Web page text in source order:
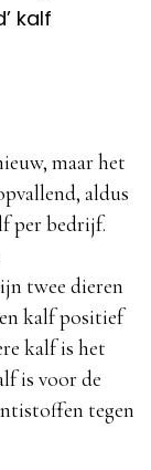
kalf
maar het
aldus
per bedrijf.
twee dieren
kalf positief
kalf is het
is voor de
tegen